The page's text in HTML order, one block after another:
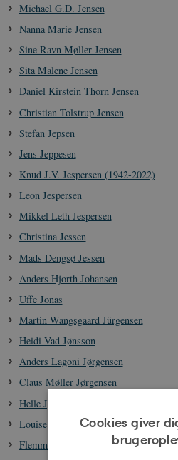
Michael G.D. Jensen
Nanna Marie Jensen
Sine Ravn Møller Jensen
Sita Malene Jensen
Daniel Kirstein Thorn Jensen
Christian Tolstrup Jensen
Stefan Jepsen
Jens Jeppesen
Knud J.V. Jespersen (1942-2022)
Leon Jespersen
Mikkel Leth Jespersen
Christina Jessen
Mads Dengsø Jessen
Anders Hjorth Johansen
Uffe Jonas
Martin Wangsgaard Jürgensen
Heidi Vad Jønsson
Anders Lagoni Jørgensen
Claus Møller Jørgensen
Helle Jørgensen
Louise Nyholm Kallestrup
Flemming Kaul
Cookies giver